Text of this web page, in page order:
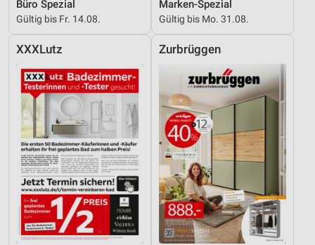
Büro Spezial
Gültig bis Fr. 14.08.
Marken-Spezial
Gültig bis Mo. 31.08.
XXXLutz Zurbrüggen
Werbeanzeigen
Werbung
Verwendung von Profilen zur Auswahl
personalisierter Werbung
Erstellung von Profilen zur Personalisierung
von Inhalten
Verwendung von Profilen zur Auswahl
personalisierter Inhalte
Messung der Werbeleistung
Messung der Performance von Inhalten